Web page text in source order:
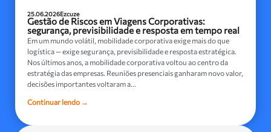
25.06.2026Ezcuze
Gestão de Riscos em Viagens Corporativas:
segurança, previsibilidade e resposta em tempo real
Em um mundo volátil, mobilidade corporativa exige mais do que
logística — exige segurança, previsibilidade e resposta estratégica.
Nos últimos anos, a mobilidade corporativa voltou ao centro da
estratégia das empresas. Reuniões presenciais ganharam novo valor,
decisões importantes voltaram a...
Continuar lendo →